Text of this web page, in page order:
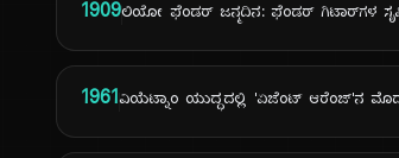
1909ಲಿಯೋ ಫೆಂಡರ್ ಜನ್ಮದಿನ: ಫೆಂಡರ್ ಗಿಟಾರ್‌ಗಳ
1961ವಿಯೆಟ್ನಾಂ ಯುದ್ಧದಲ್ಲಿ 'ಏಜೆಂಟ್ ಆರೆಂಜ್'ನ